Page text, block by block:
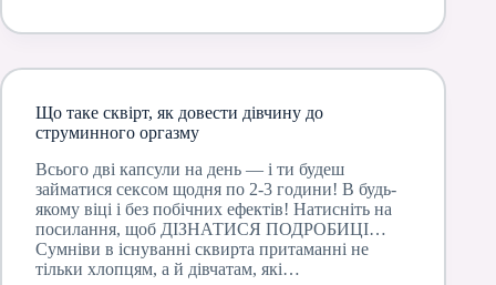
Що таке сквірт, як довести дівчину до
струминного оргазму
Всього дві капсули на день — і ти будеш
займатися сексом щодня по 2-3 години! В будь-
якому віці і без побічних ефектів! Натисніть на
посилання, щоб ДІЗНАТИСЯ ПОДРОБИЦІ…
Сумніви в існуванні сквирта притаманні не
тільки хлопцям, а й дівчатам, які…